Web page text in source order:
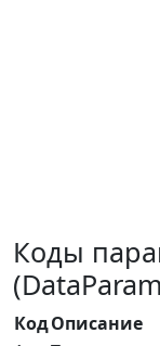
Коды
КодОписание